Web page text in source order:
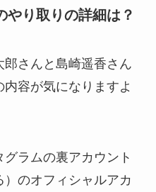
やり取りの詳細は？
さんと島崎遥香さん
内容が気になりますよ
ラムの裏アカウント
のオフィシャルアカ